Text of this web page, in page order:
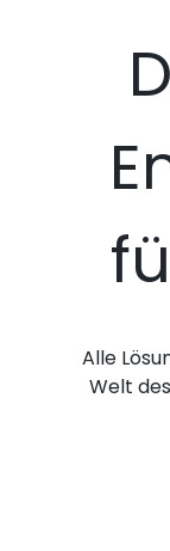
Alle
Welt